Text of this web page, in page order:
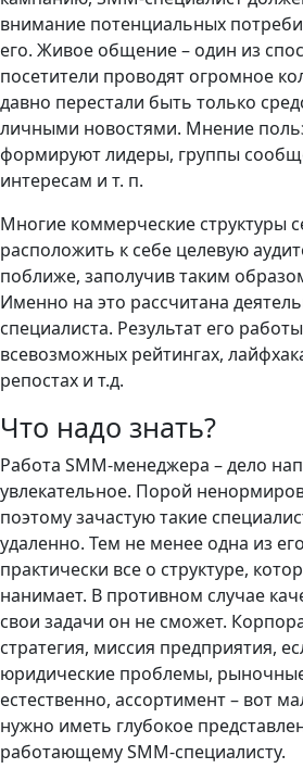
внимание потенциальных
его. Живое общение – один из
посетители проводят огромное
давно перестали быть только
личными новостями. Мнение
формируют лидеры, группы
интересам и т. п.
Многие коммерческие структуры
расположить к себе целевую
поближе, заполучив таким
Именно на это рассчитана
специалиста. Результат его
всевозможных рейтингах,
репостах и т.д.
Что надо знать?
Работа SMM-менеджера – дело
увлекательное. Порой
поэтому зачастую такие
удаленно. Тем не менее одна из
практически все о структуре,
нанимает. В противном случае
свои задачи он не сможет.
стратегия, миссия предприятия,
юридические проблемы,
естественно, ассортимент – вот
нужно иметь глубокое
работающему SMM-специалисту.